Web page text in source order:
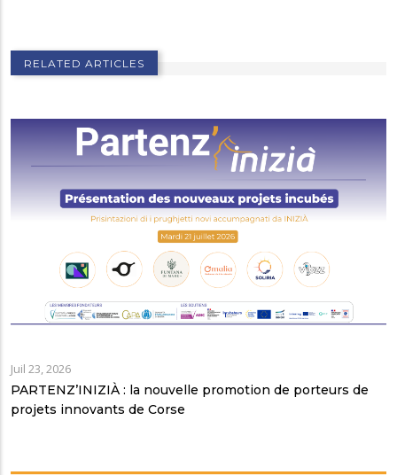
RELATED ARTICLES
Juil 23, 2026
PARTENZ’INIZIÀ : la nouvelle promotion de porteurs de
projets innovants de Corse